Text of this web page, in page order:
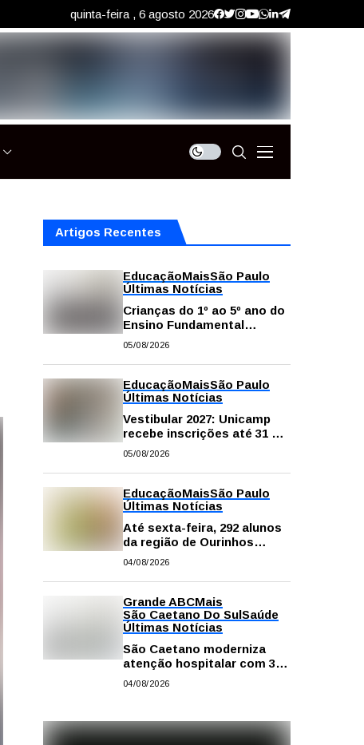
quinta-feira , 6 agosto 2026
Artigos Recentes
EducaçãoMaisSão Paulo
Últimas Notícias
Crianças do 1º ao 5º ano do
Ensino Fundamental
contam com plataformas
na escola e em casa
05/08/2026
EducaçãoMaisSão Paulo
Últimas Notícias
Vestibular 2027: Unicamp
recebe inscrições até 31 de
agosto
05/08/2026
EducaçãoMaisSão Paulo
Últimas Notícias
Até sexta-feira, 292 alunos
da região de Ourinhos
fazem provas para
internacional
04/08/2026
Grande ABCMais
São Caetano Do SulSaúde
Últimas Notícias
São Caetano moderniza
atenção hospitalar com 374
equipamentos de última
04/08/2026